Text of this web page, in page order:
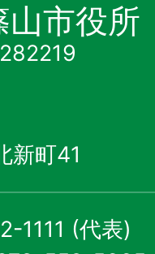
山市役所
新町41
1111 (代表)